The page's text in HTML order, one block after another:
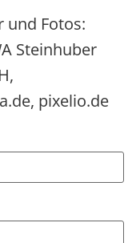
und Fotos:
Steinhuber
pixelio.de